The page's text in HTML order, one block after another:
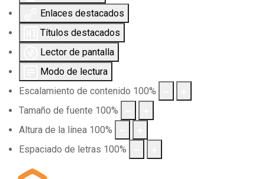
Enlaces destacados
Títulos destacados
Lector de pantalla
Modo de lectura
Escalamiento de contenido 100%
Tamaño de fuente 100%
Altura de la línea 100%
Espaciado de letras 100%